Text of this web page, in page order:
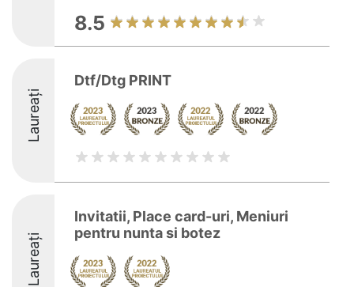
8.5
Laureați
Dtf/Dtg PRINT
Laureați
Invitatii, Place card-uri, Meniuri
pentru nunta si botez